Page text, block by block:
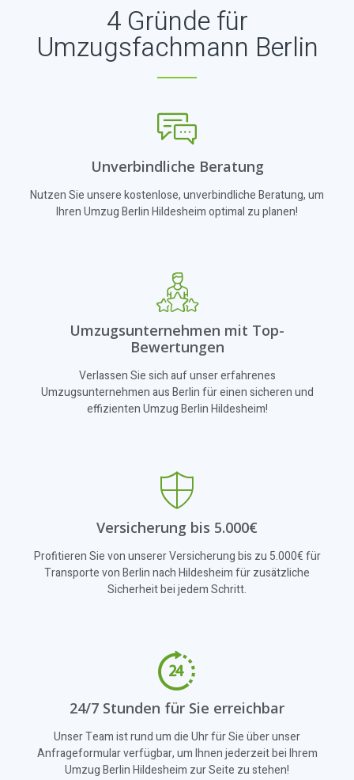
4 Gründe für
Umzugsfachmann Berlin
Unverbindliche Beratung
Nutzen Sie unsere kostenlose, unverbindliche Beratung, um
Ihren Umzug Berlin Hildesheim optimal zu planen!
Umzugsunternehmen mit Top-
Bewertungen
Verlassen Sie sich auf unser erfahrenes
Umzugsunternehmen aus Berlin für einen sicheren und
effizienten Umzug Berlin Hildesheim!
Versicherung bis 5.000€
Profitieren Sie von unserer Versicherung bis zu 5.000€ für
Transporte von Berlin nach Hildesheim für zusätzliche
Sicherheit bei jedem Schritt.
24/7 Stunden für Sie erreichbar
Unser Team ist rund um die Uhr für Sie über unser
Anfrageformular verfügbar, um Ihnen jederzeit bei Ihrem
Umzug Berlin Hildesheim zur Seite zu stehen!